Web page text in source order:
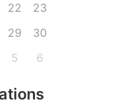
22
23
29
30
5 6